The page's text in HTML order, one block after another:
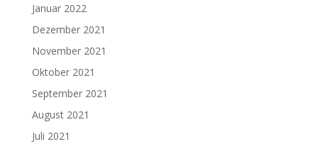
Januar 2022
Dezember 2021
November 2021
Oktober 2021
September 2021
August 2021
Juli 2021